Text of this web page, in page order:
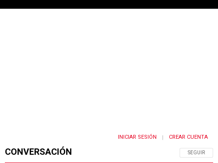
CONVERSACIÓN SIGA ESTA
SEGUIR
INICIAR SESIÓN | CREAR CUENTA